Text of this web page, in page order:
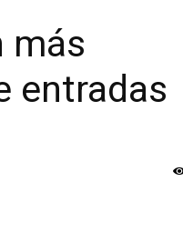
más
entradas